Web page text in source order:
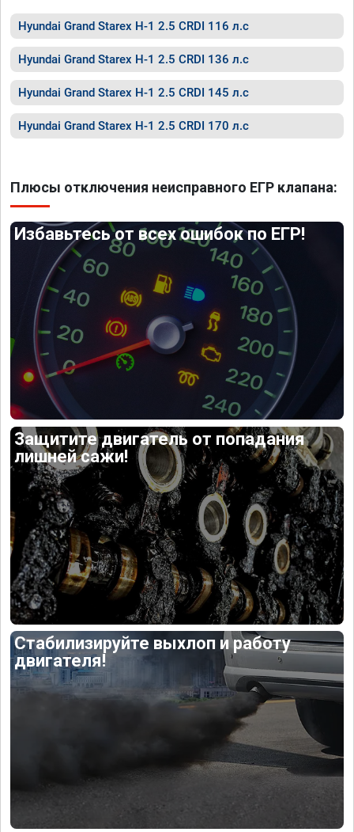
Hyundai Grand Starex H-1 2.5 CRDI 116 л.с
Hyundai Grand Starex H-1 2.5 CRDI 136 л.с
Hyundai Grand Starex H-1 2.5 CRDI 145 л.с
Hyundai Grand Starex H-1 2.5 CRDI 170 л.с
Плюсы отключения неисправного ЕГР клапана:
Избавьтесь от всех ошибок по ЕГР!
Защитите двигатель от попадания
лишней сажи!
Стабилизируйте выхлоп и работу
двигателя!